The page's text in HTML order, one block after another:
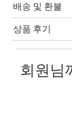
배송 및 환불
상품 후기
회원님